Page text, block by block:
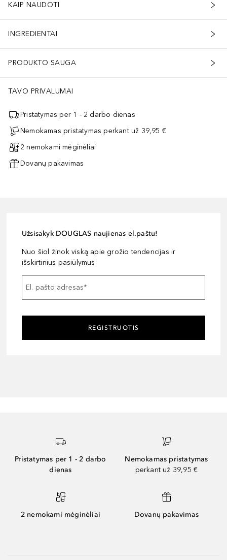
KAIP NAUDOTI
INGREDIENTAI
PRODUKTO SAUGA
TAVO PRIVALUMAI
Pristatymas per 1 - 2 darbo dienas
Nemokamas pristatymas perkant už 39,95 €
2 nemokami mėginėliai
Dovanų pakavimas
Užsisakyk DOUGLAS naujienas el.paštu!
Nuo šiol žinok viską apie grožio tendencijas ir
išskirtinius pasiūlymus
El. pašto adresas*
REGISTRUOTIS
Pristatymas per 1 - 2 darbo
dienas
Nemokamas pristatymas
perkant už 39,95 €
2 nemokami mėginėliai Dovanų pakavimas